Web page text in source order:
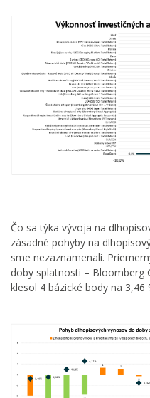
Čo sa týka vývoja na
zásadné pohyby na
sme nezaznamenali.
doby splatnosti – Bloomberg
klesol 4 bázické body na 3,46